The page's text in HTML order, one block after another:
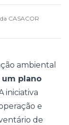
CASACOR
ambiental
plano
iniciativa
e
de